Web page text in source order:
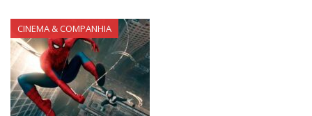
CINEMA & COMPANHIA